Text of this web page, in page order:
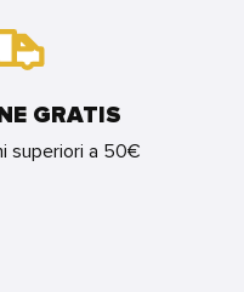
GRATIS
superiori a 50€